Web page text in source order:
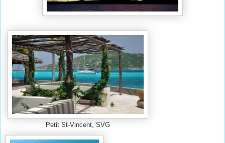
Petit St-Vincent, SVG